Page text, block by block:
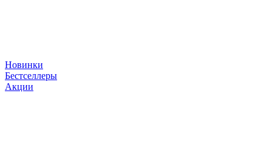
Новинки
Бестселлеры
Акции